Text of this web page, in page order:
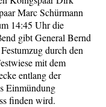
Marc Schürmann
14:45 Uhr die
gibt General Bernd
durch den
mit dem
entlang der
Einmündung
finden wird.